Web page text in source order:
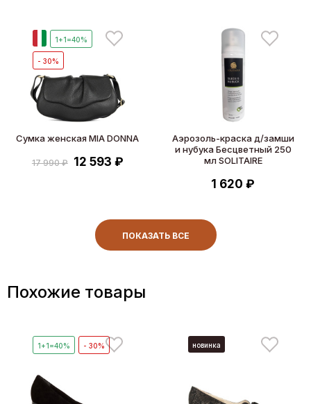
1+1=40%
- 30%
Сумка женская MIA DONNA
17 990 ₽ 12 593 ₽
Аэрозоль-краска д/замши
и нубука Бесцветный 250
мл SOLITAIRE
1 620 ₽
ПОКАЗАТЬ ВСЕ
Похожие товары
1+1=40% - 30% новинка